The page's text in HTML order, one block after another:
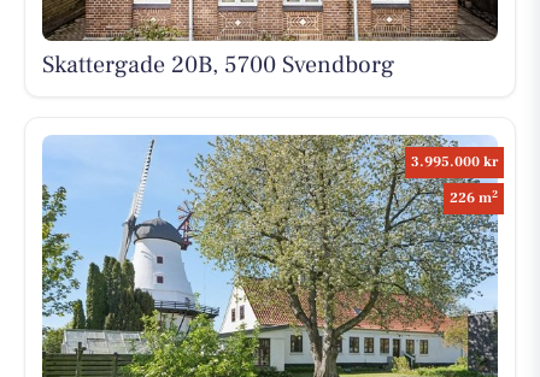
Skattergade 20B, 5700 Svendborg
3.995.000 kr
226 m2